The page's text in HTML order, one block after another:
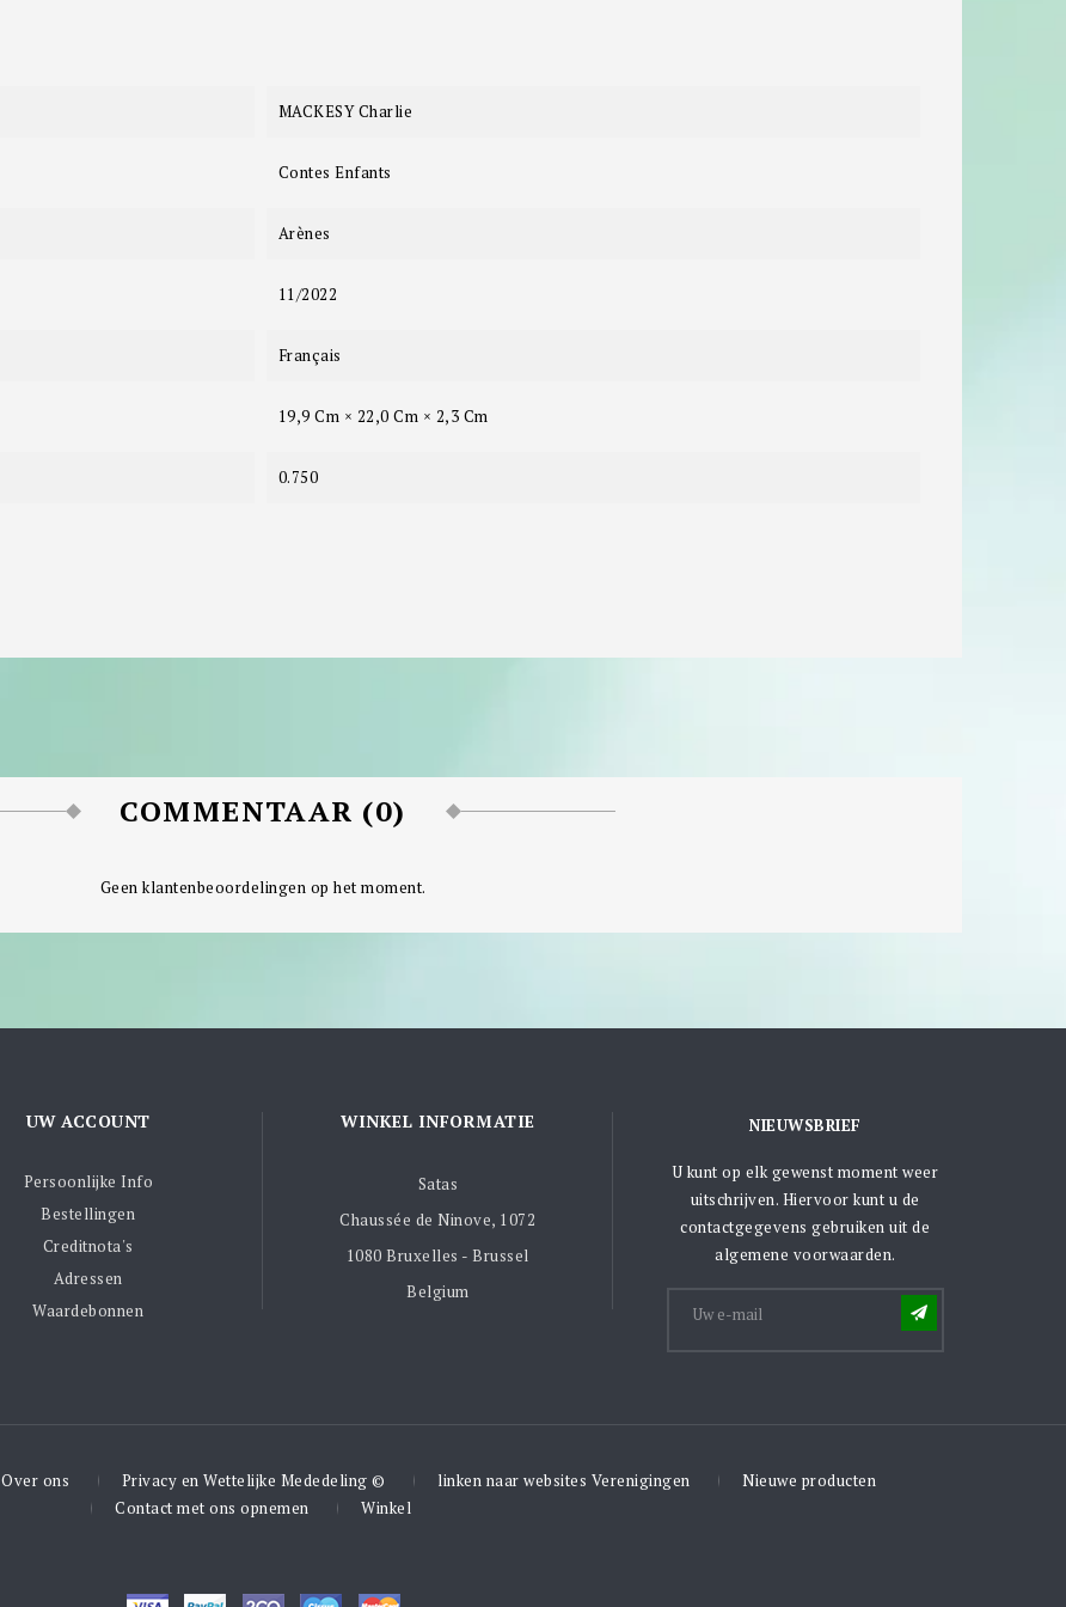
MACKESY Charlie
Contes Enfants
Arènes
11/2022
Français
19,9 Cm × 22,0 Cm × 2,3 Cm
0.750
COMMENTAAR (0)
Geen klantenbeoordelingen op het moment.
UW ACCOUNT
Persoonlijke Info
Bestellingen
Creditnota's
Adressen
Waardebonnen
WINKEL INFORMATIE
Satas
Chaussée de Ninove, 1072
1080 Bruxelles - Brussel
Belgium
NIEUWSBRIEF
U kunt op elk gewenst moment weer
uitschrijven. Hiervoor kunt u de
contactgegevens gebruiken uit de
algemene voorwaarden.
Over ons Privacy en Wettelijke Mededeling © linken naar websites Verenigingen
Nieuwe producten
Contact met ons opnemen
Winkel